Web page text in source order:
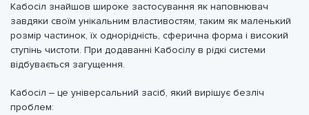
Кабосіл знайшов широке застосування як наповнювач
завдяки своїм унікальним властивостям, таким як маленький
розмір частинок, їх однорідність, сферична форма і високий
ступінь чистоти. При додаванні Кабосілу в рідкі системи
відбувається загущення.
Кабосіл – це універсальний засіб, який вирішує безліч
проблем: